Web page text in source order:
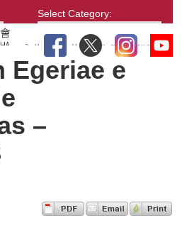
Select Category:
Egeriae e
–